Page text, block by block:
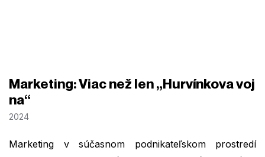
Marketing: Viac než len „Hurvínkova voj
na“
2024
Marketing v súčasnom podnikateľskom prostredí